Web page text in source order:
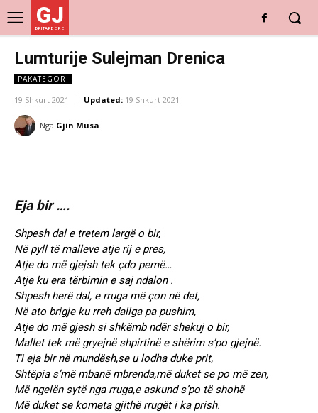
GJ
DRITARE E RE
Lumturije Sulejman Drenica
PAKATEGORI
19 Shkurt 2021 Updated: 19 Shkurt 2021
Nga Gjin Musa
Eja bir ….
Shpesh dal e tretem largë o bir,
Në pyll të malleve atje rij e pres,
Atje do më gjejsh tek çdo pemë…
Atje ku era tërbimin e saj ndalon .
Shpesh herë dal, e rruga më çon në det,
Në ato brigje ku rreh dallga pa pushim,
Atje do më gjesh si shkëmb ndër shekuj o bir,
Mallet tek më gryejnë shpirtinë e shërim s’po gjejnë.
Ti eja bir në mundësh,se u lodha duke prit,
Shtëpia s’më mbanë mbrenda,më duket se po më zen,
Më ngelën sytë nga rruga,e askund s’po të shohë
Më duket se kometa gjithë rrugët i ka prish.